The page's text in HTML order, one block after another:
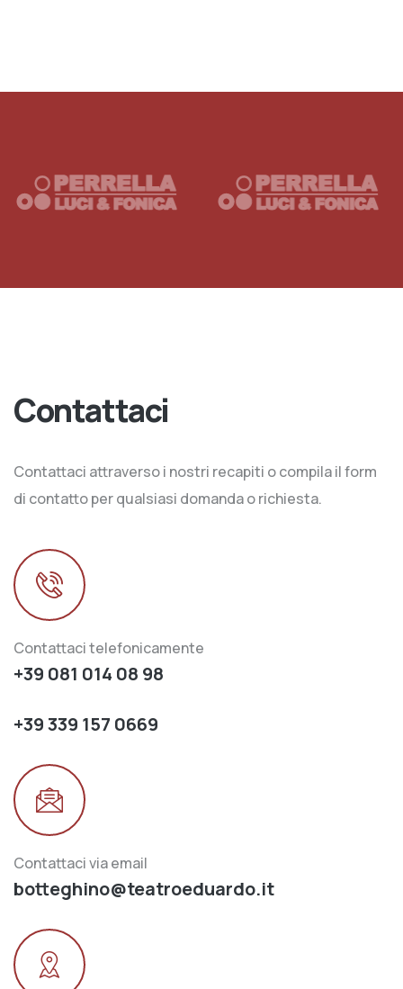
Contattaci
Contattaci attraverso i nostri recapiti o compila il form
di contatto per qualsiasi domanda o richiesta.
Contattaci telefonicamente
+39 081 014 08 98
+39 339 157 0669
Contattaci via email
botteghino@teatroeduardo.it